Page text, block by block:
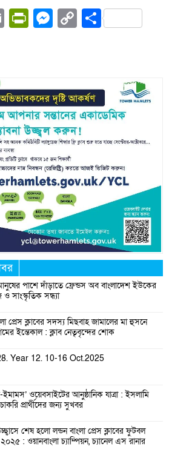
EmailPrintFriendly
Messenger
CopyShare
পাশে দাঁড়াতে ফ্রেন্ডস অব বাংলাদেশ ইউকের
সাংস্কৃতিক সন্ধ্যা
প্রেস ক্লাবের সদস্য মিছবাহ জামালের মা হুসনে
ইন্তেকাল : ক্লাব নেতৃবৃন্দের শোক
Year 12. 10-16 Oct.2025
ইমামস’ ওয়েবসাইটের আনুষ্ঠানিক যাত্রা : ইসলামি
প্রার্থীদের জন্য সুখবর
শেষ হলো লন্ডন বাংলা প্রেস ক্লাবের ফুটবল
২০২৫ : ওয়ানবাংলা চ্যাম্পিয়ন, চ্যানেল এস রানার